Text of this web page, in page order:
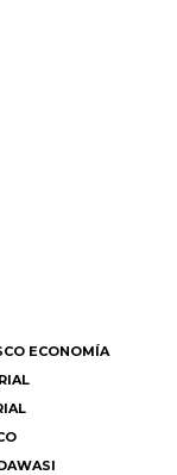
ECONOMÍA